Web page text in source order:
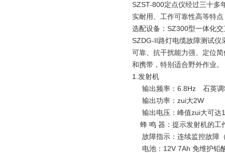
SZST-800定点仪经过三十多
实耐用、工作可靠性高等特
选配设备：SZ300型一体化
SZDG-II路灯电缆故障测试仪
可靠、抗干扰能力强、定位
和携带，特别适合野外作业。
1.发射机
输出频率：6.8Hz 石英调
输出功率：zui大2W
输出电压：峰值zui大可达
蜂 鸣 器：提示发射机的工
故障指示：连续监控故障
电池：12V 7Ah 免维护铅